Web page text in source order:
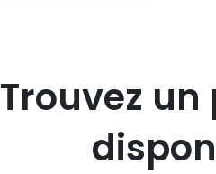
Trouvez